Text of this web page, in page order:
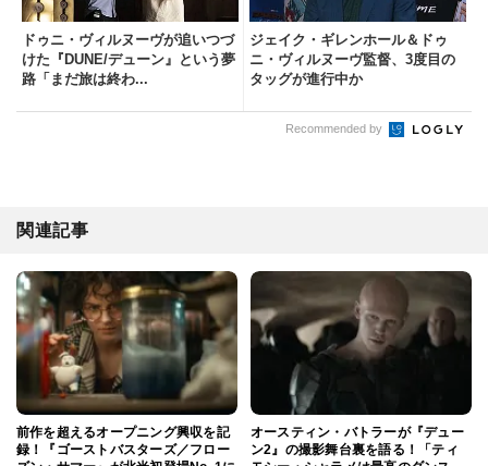
ドゥニ・ヴィルヌーヴが追いつづ
けた『DUNE/デューン』という夢
路「まだ旅は終わ...
ジェイク・ギレンホール＆ドゥ
ニ・ヴィルヌーヴ監督、3度目の
タッグが進行中か
Recommended by
関連記事
前作を超えるオープニング興収を記
録！『ゴーストバスターズ／フロー
オースティン・バトラーが『デュー
ン2』の撮影舞台裏を語る！「ティ